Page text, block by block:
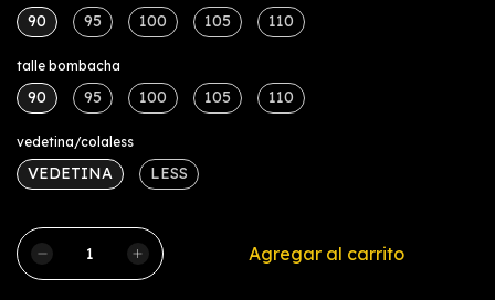
90 95 100 105 110
talle bombacha
90 95 100 105 110
vedetina/colaless
VEDETINA LESS